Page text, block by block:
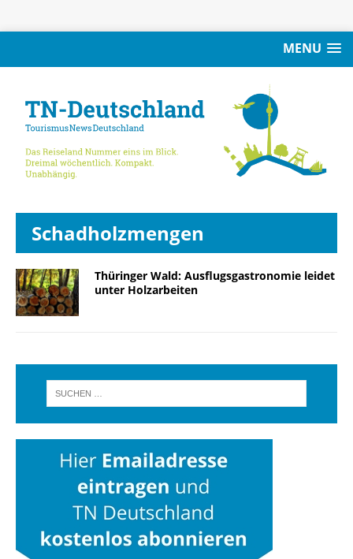
MENU
Schadholzmengen
Thüringer Wald: Ausflugsgastronomie leidet
unter Holzarbeiten